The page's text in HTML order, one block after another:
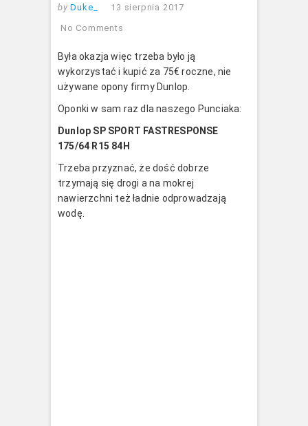
by Duke_
13 sierpnia 2017
No Comments
Była okazja więc trzeba było ją
wykorzystać i kupić za 75€ roczne, nie
używane opony firmy Dunlop.
Oponki w sam raz dla naszego Punciaka:
Dunlop SP SPORT FASTRESPONSE
175/64 R15 84H
Trzeba przyznać, że dość dobrze
trzymają się drogi a na mokrej
nawierzchni też ładnie odprowadzają
wodę.